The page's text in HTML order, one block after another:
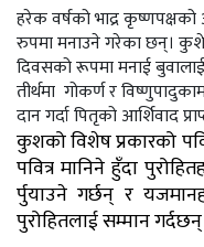
हरेक वर्षको भाद्र
रुपमा मनाउने गरेका छन्। कुशे
दिवसको रूपमा मनाई
तीर्थमा गोकर्ण र
दान गर्दा पितृको आर्शिवाद
कुशको विशेष प्रकारको
पवित्र मानिने हुँदा
र्पुयाउने गर्छन् र
पुरोहितलाई सम्मान